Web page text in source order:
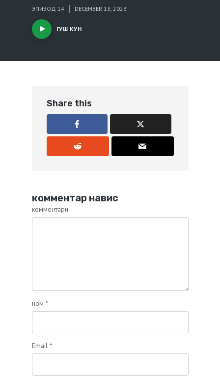
ЭПИЗОД 14 DECEMBER 13, 2023
ГУШ КУН
Share this
комментар навис
комментари
ном *
Email *